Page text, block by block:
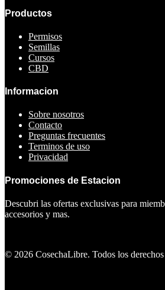
Productos
Permisos
Semillas
Cursos
CBD
Informacion
Sobre nosotros
Contacto
Preguntas frecuentes
Terminos de uso
Privacidad
Promociones de Estacion
Descubri las ofertas exclusivas para
accesorios y mas.
© 2026 CosechaLibre. Todos los derechos